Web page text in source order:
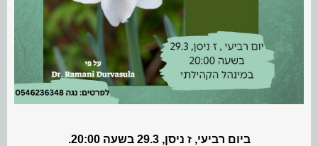
ביום רביעי, ז ניסן, 29.3 בשעה 20:00.